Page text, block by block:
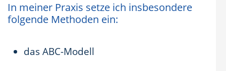
In meiner Praxis setze ich insbesondere
folgende Methoden ein:
das ABC-Modell